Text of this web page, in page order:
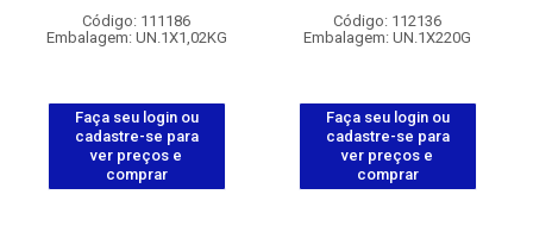
Código: 111186
Embalagem: UN.1X1,02KG
Faça seu login ou
cadastre-se para
ver preços e
comprar
Código: 112136
Embalagem: UN.1X220G
Faça seu login ou
cadastre-se para
ver preços e
comprar